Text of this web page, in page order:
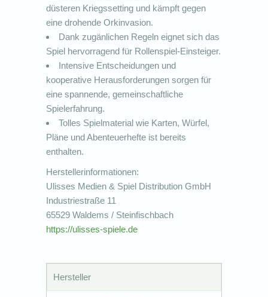
düsteren Kriegssetting und kämpft gegen
eine drohende Orkinvasion.
Dank zugänlichen Regeln eignet sich das
Spiel hervorragend für Rollenspiel-Einsteiger.
Intensive Entscheidungen und
kooperative Herausforderungen sorgen für
eine spannende, gemeinschaftliche
Spielerfahrung.
Tolles Spielmaterial wie Karten, Würfel,
Pläne und Abenteuerhefte ist bereits
enthalten.
Herstellerinformationen:
Ulisses Medien & Spiel Distribution GmbH
Industriestraße 11
65529 Waldems / Steinfischbach
https://ulisses-spiele.de
Hersteller